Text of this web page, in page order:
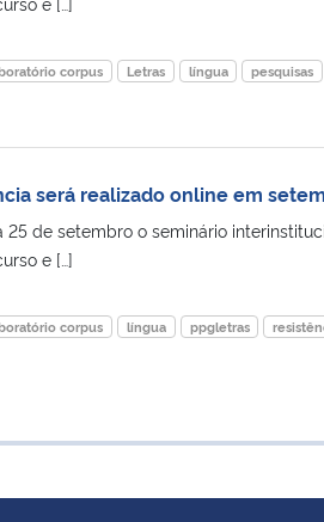
corpus Letras língua pesquisas
será realizado online em
de setembro o seminário
e […]
corpus língua ppgletras